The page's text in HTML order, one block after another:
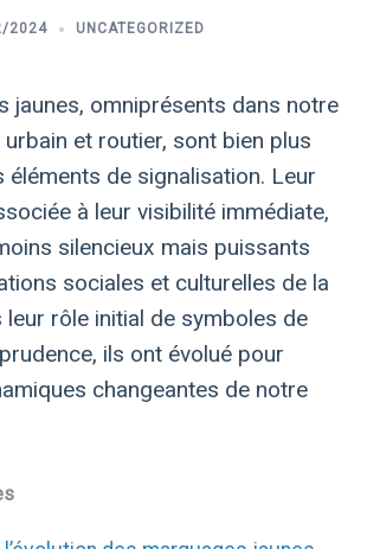
2024 UNCATEGORIZED
jaunes, omniprésents dans notre
et routier, sont bien plus
éléments de signalisation. Leur
à leur visibilité immédiate,
silencieux mais puissants
sociales et culturelles de la
leur rôle initial de symboles de
ils ont évolué pour
changeantes de notre